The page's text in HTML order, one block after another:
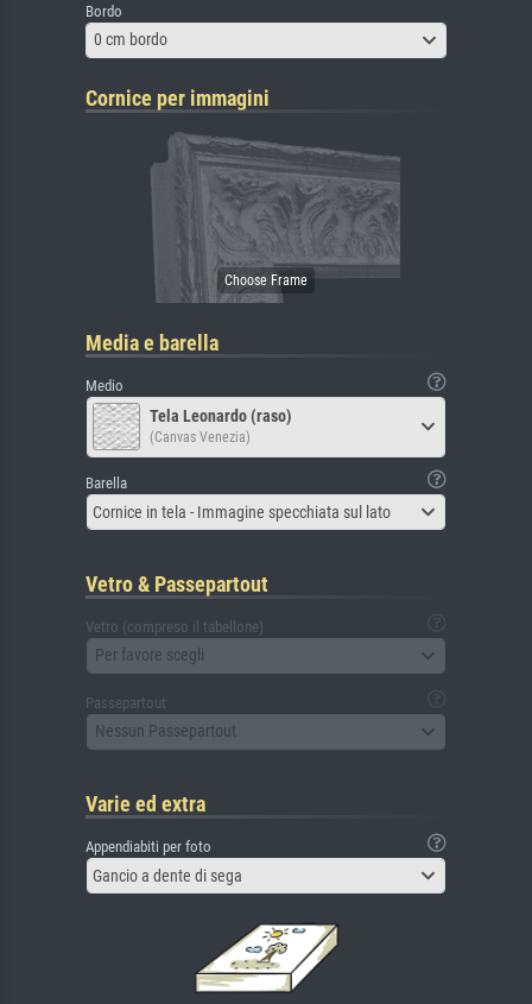
Bordo
0 cm bordo
Cornice per immagini
Media e barella
Medio
Tela Leonardo (raso)
(Canvas Venezia)
Barella
Cornice in tela - Immagine specchiata sul lato
Vetro & Passepartout
Vetro (compreso il tabellone)
Per favore scegli
Passepartout
Nessun Passepartout
Varie ed extra
Appendiabiti per foto
Gancio a dente di sega